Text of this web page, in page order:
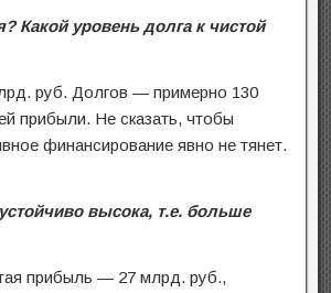
Какой уровень долга к чистой
руб. Долгов — примерно 130
прибыли. Не сказать, чтобы
финансирование явно не тянет.
высока, т.е. больше
прибыль — 27 млрд. руб.,